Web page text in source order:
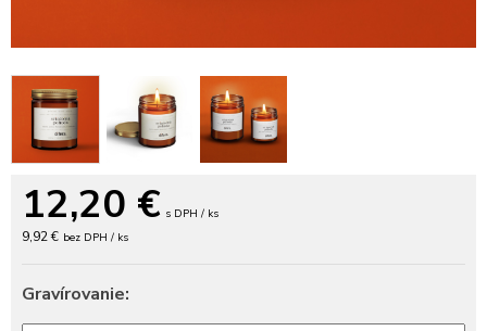
12,20 € s DPH / ks
9,92 € bez DPH / ks
Gravírovanie: